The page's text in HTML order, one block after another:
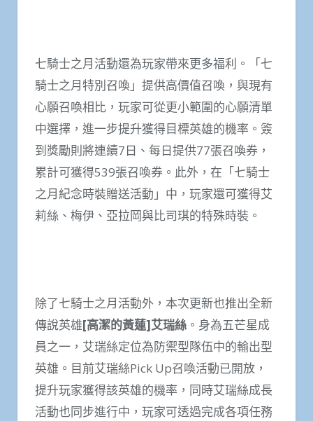
七騎士之月活動還為玩家帶來更多福利。「七
騎士之月特別召喚」提供高價值召喚，與現有
心願召喚相比，玩家可從更小範圍的心願清單
中選擇，進一步提升獲得目標英雄的機率。簽
到獎勵則將連續7日、每日提供77張召喚券，
累計可獲得539張召喚券。此外，在「七騎士
之月紀念時裝贈送活動」中，玩家還可獲得艾
莉絲、梅伊、亞拉岡與比司琪的特殊時裝。
除了七騎士之月活動外，本次更新也推出全新
傳說英雄[高潔的黃蓮]艾瑞絲 。身為五芒星成
員之一，艾瑞絲定位為防禦型隊伍中的輸出型
英雄。目前艾瑞絲Pick Up召喚活動已開放，
提升玩家獲得該英雄的機率，同時艾瑞絲成長
活動也同步進行中，玩家可透過完成各項任務